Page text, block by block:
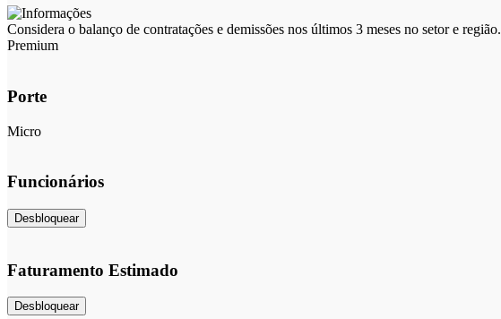
Considera o balanço de contratações e demissões nos últimos 3 meses no setor e região.
Premium
Porte
Micro
Funcionários
Desbloquear
Faturamento Estimado
Desbloquear